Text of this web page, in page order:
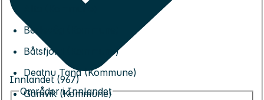
Berlevåg (Kommune)
Båtsfjord (Kommune)
Deatnu Tana (Kommune)
Gamvik (Kommune)
Innlandet (967)
Områder i Innlandet